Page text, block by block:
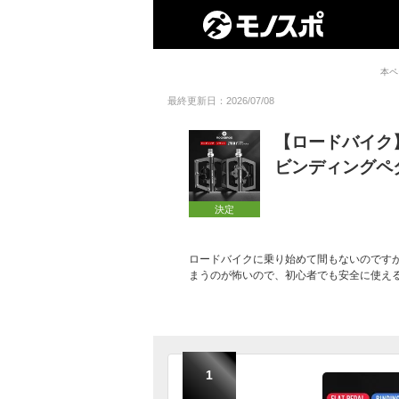
本
最終更新日：2026/07/08
決定
【ロードバイ
ビンディングペ
ロードバイクに乗り始めて間もないので
まうのが怖いので、初心者でも安全に使
1